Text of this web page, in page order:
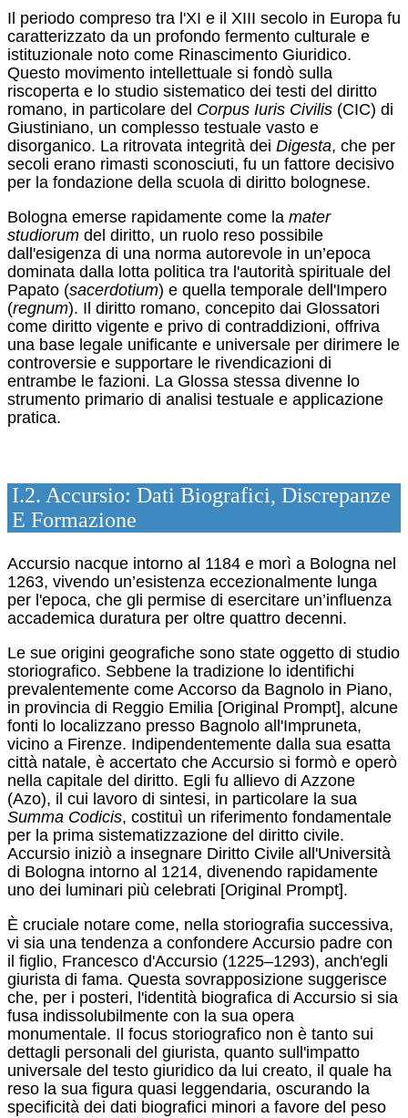
Il periodo compreso tra l'XI e il XIII secolo in Europa fu
caratterizzato da un profondo fermento culturale e
istituzionale noto come Rinascimento Giuridico.
Questo movimento intellettuale si fondò sulla
riscoperta e lo studio sistematico dei testi del diritto
romano, in particolare del Corpus Iuris Civilis (CIC) di
Giustiniano, un complesso testuale vasto e
disorganico. La ritrovata integrità dei Digesta, che per
secoli erano rimasti sconosciuti, fu un fattore decisivo
per la fondazione della scuola di diritto bolognese.
Bologna emerse rapidamente come la mater
studiorum del diritto, un ruolo reso possibile
dall'esigenza di una norma autorevole in un’epoca
dominata dalla lotta politica tra l'autorità spirituale del
Papato (sacerdotium) e quella temporale dell'Impero
(regnum). Il diritto romano, concepito dai Glossatori
come diritto vigente e privo di contraddizioni, offriva
una base legale unificante e universale per dirimere le
controversie e supportare le rivendicazioni di
entrambe le fazioni. La Glossa stessa divenne lo
strumento primario di analisi testuale e applicazione
pratica.
I.2. Accursio: Dati Biografici, Discrepanze
E Formazione
Accursio nacque intorno al 1184 e morì a Bologna nel
1263, vivendo un’esistenza eccezionalmente lunga
per l'epoca, che gli permise di esercitare un’influenza
accademica duratura per oltre quattro decenni.
Le sue origini geografiche sono state oggetto di studio
storiografico. Sebbene la tradizione lo identifichi
prevalentemente come Accorso da Bagnolo in Piano,
in provincia di Reggio Emilia [Original Prompt], alcune
fonti lo localizzano presso Bagnolo all'Impruneta,
vicino a Firenze. Indipendentemente dalla sua esatta
città natale, è accertato che Accursio si formò e operò
nella capitale del diritto. Egli fu allievo di Azzone
(Azo), il cui lavoro di sintesi, in particolare la sua
Summa Codicis, costituì un riferimento fondamentale
per la prima sistematizzazione del diritto civile.
Accursio iniziò a insegnare Diritto Civile all'Università
di Bologna intorno al 1214, divenendo rapidamente
uno dei luminari più celebrati [Original Prompt].
È cruciale notare come, nella storiografia successiva,
vi sia una tendenza a confondere Accursio padre con
il figlio, Francesco d'Accursio (1225–1293), anch'egli
giurista di fama. Questa sovrapposizione suggerisce
che, per i posteri, l'identità biografica di Accursio si sia
fusa indissolubilmente con la sua opera
monumentale. Il focus storiografico non è tanto sui
dettagli personali del giurista, quanto sull'impatto
universale del testo giuridico da lui creato, il quale ha
reso la sua figura quasi leggendaria, oscurando la
specificità dei dati biografici minori a favore del peso